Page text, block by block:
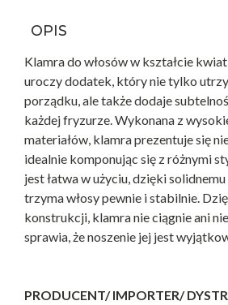
OPIS
Klamra do włosów w kształcie
uroczy dodatek, który nie tylko
porządku, ale także dodaje
każdej fryzurze. Wykonana z
materiałów, klamra prezentuje się
idealnie komponując się z różnymi
jest łatwa w użyciu, dzięki
trzyma włosy pewnie i stabilnie.
konstrukcji, klamra nie ciągnie ani
sprawia, że noszenie jej jest
PRODUCENT/ IMPORTER/